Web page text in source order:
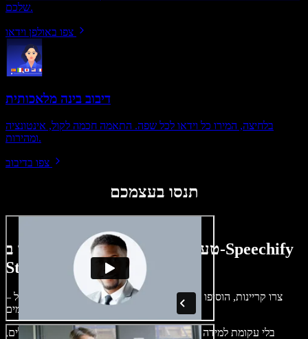
שלכם.
צפו באולפן וידאו
דיבוב בינה מלאכותית
בלחיצה, המירו כל וידאו לכל שפה. התאמה חכמה לקול, אינטונציה
ומהירות.
צפו בדיבוב
תנסו בעצמכם
טעימה קטנה ממה שתוכלו ליצור ב-Speechify
Studio.
צרו קריינות, הוסיפו תמונות ללא זכויות, אודיו, סרטונים ושיבוט קול –
בלי עקומת למידה – הכול זמין בדפדפן. יוצרי תוכן כבר לא מוגבלים,